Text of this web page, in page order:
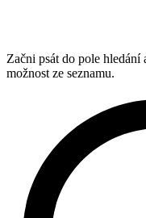
Začni psát do pole
možnost ze seznamu.